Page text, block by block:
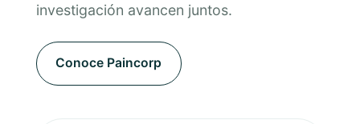
investigación avancen juntos.
Conoce Paincorp